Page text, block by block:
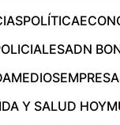
POLÍTICA
ADN
MEDIOS
Y SALUD HOY